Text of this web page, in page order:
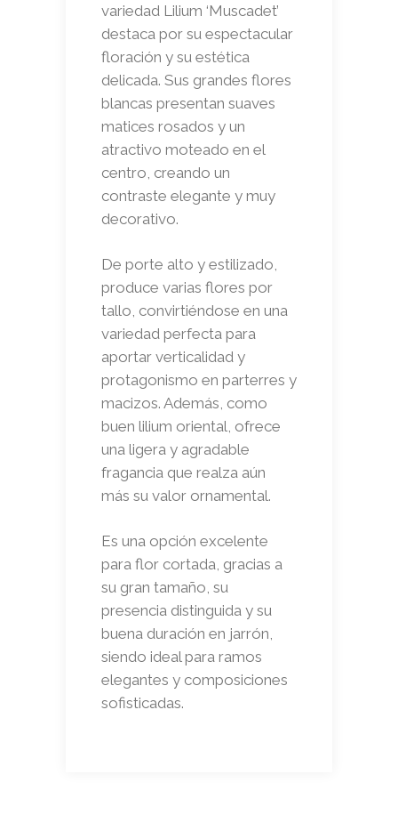
variedad Lilium ‘Muscadet’
destaca por su espectacular
floración y su estética
delicada. Sus grandes flores
blancas presentan suaves
matices rosados y un
atractivo moteado en el
centro, creando un
contraste elegante y muy
decorativo.
De porte alto y estilizado,
produce varias flores por
tallo, convirtiéndose en una
variedad perfecta para
aportar verticalidad y
protagonismo en parterres y
macizos. Además, como
buen lilium oriental, ofrece
una ligera y agradable
fragancia que realza aún
más su valor ornamental.
Es una opción excelente
para flor cortada, gracias a
su gran tamaño, su
presencia distinguida y su
buena duración en jarrón,
siendo ideal para ramos
elegantes y composiciones
sofisticadas.